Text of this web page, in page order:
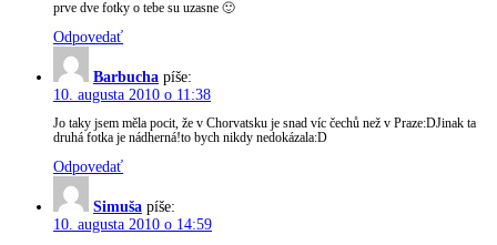
prve dve fotky o tebe su uzasne 🙂
Odpovedať
Barbucha píše:
10. augusta 2010 o 11:38
Jo taky jsem měla pocit, že v Chorvatsku je snad víc čechů než v Praze:DJinak ta
druhá fotka je nádherná!to bych nikdy nedokázala:D
Odpovedať
Simuša píše:
10. augusta 2010 o 14:59